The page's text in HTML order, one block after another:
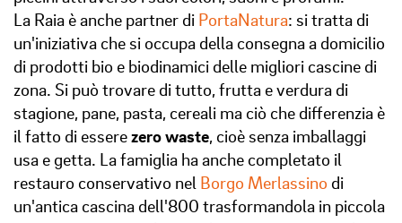
La Raia è anche partner di PortaNatura: si tratta di
un'iniziativa che si occupa della consegna a domicilio
di prodotti bio e biodinamici delle migliori cascine di
zona. Si può trovare di tutto, frutta e verdura di
stagione, pane, pasta, cereali ma ciò che differenzia è
il fatto di esserezero waste, cioè senza imballaggi
usa e getta. La famiglia ha anche completato il
restauro conservativo nel Borgo Merlassino di
un'antica cascina dell'800 trasformandola in piccola